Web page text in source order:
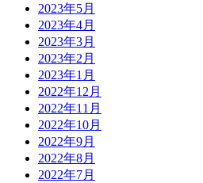
2023年5月
2023年4月
2023年3月
2023年2月
2023年1月
2022年12月
2022年11月
2022年10月
2022年9月
2022年8月
2022年7月